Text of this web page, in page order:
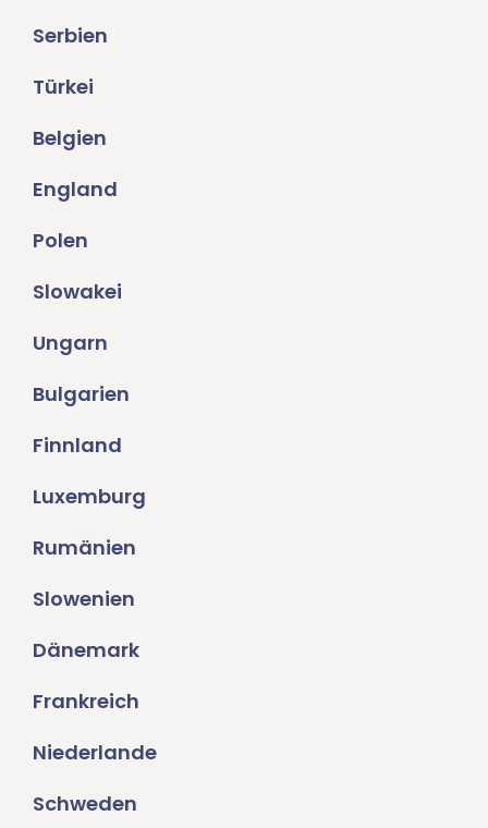
Serbien
Türkei
Belgien
England
Polen
Slowakei
Ungarn
Bulgarien
Finnland
Luxemburg
Rumänien
Slowenien
Dänemark
Frankreich
Niederlande
Schweden